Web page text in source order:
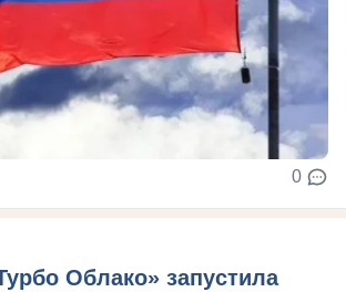
0
Облако» запустила